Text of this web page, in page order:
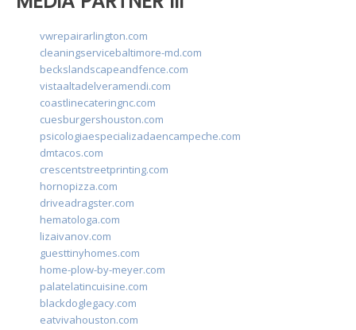
vwrepairarlington.com
cleaningservicebaltimore-md.com
beckslandscapeandfence.com
vistaaltadelveramendi.com
coastlinecateringnc.com
cuesburgershouston.com
psicologiaespecializadaencampeche.com
dmtacos.com
crescentstreetprinting.com
hornopizza.com
driveadragster.com
hematologa.com
lizaivanov.com
guesttinyhomes.com
home-plow-by-meyer.com
palatelatincuisine.com
blackdoglegacy.com
eatvivahouston.com